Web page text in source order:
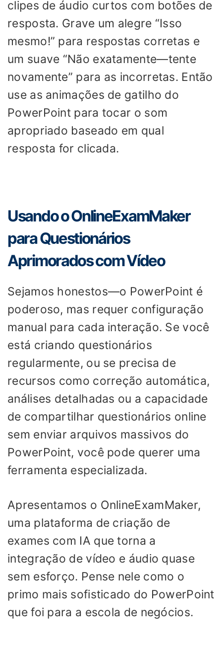
clipes de áudio curtos com botões de
resposta. Grave um alegre “Isso
mesmo!” para respostas corretas e
um suave “Não exatamente—tente
novamente” para as incorretas. Então
use as animações de gatilho do
PowerPoint para tocar o som
apropriado baseado em qual
resposta for clicada.
Usando o OnlineExamMaker
para Questionários
Aprimorados com Vídeo
Sejamos honestos—o PowerPoint é
poderoso, mas requer configuração
manual para cada interação. Se você
está criando questionários
regularmente, ou se precisa de
recursos como correção automática,
análises detalhadas ou a capacidade
de compartilhar questionários online
sem enviar arquivos massivos do
PowerPoint, você pode querer uma
ferramenta especializada.
Apresentamos o OnlineExamMaker,
uma plataforma de criação de
exames com IA que torna a
integração de vídeo e áudio quase
sem esforço. Pense nele como o
primo mais sofisticado do PowerPoint
que foi para a escola de negócios.